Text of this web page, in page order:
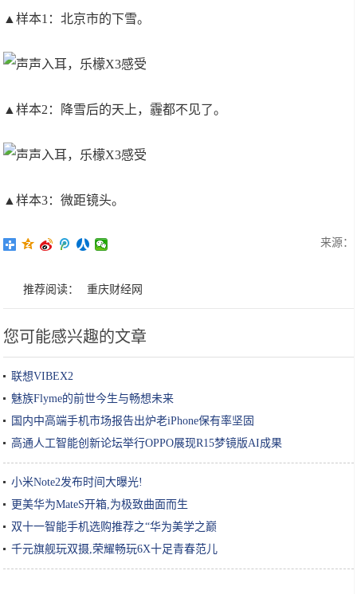
▲样本1：北京市的下雪。
▲样本2：降雪后的天上，霾都不见了。
▲样本3：微距镜头。
来源：
推荐阅读： 重庆财经网
您可能感兴趣的文章
联想VIBEX2
魅族Flyme的前世今生与畅想未来
国内中高端手机市场报告出炉老iPhone保有率坚固
高通人工智能创新论坛举行OPPO展现R15梦镜版AI成果
小米Note2发布时间大曝光!
更美华为MateS开箱,为极致曲面而生
双十一智能手机选购推荐之“华为美学之巅
千元旗舰玩双摄,荣耀畅玩6X十足青春范儿